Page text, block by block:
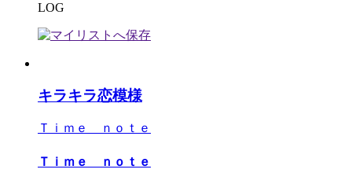
LOG
キラキラ恋模様
Ｔｉｍｅ ｎｏｔｅ
Ｔｉｍｅ ｎｏｔｅ